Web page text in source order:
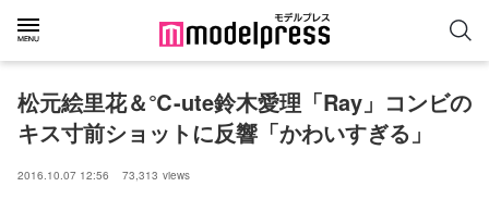
松元絵里花＆℃-ute鈴木愛理「Ray」コンビの
キス寸前ショットに反響「かわいすぎる」
2016.10.07 12:56 73,313 views